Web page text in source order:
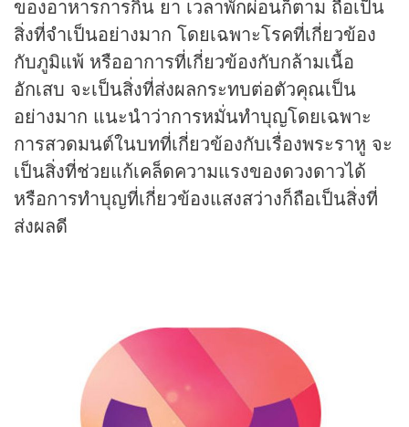
ของอาหารการกิน ยา เวลาพักผ่อนก็ตาม ถือเป็น
สิ่งที่จำเป็นอย่างมาก โดยเฉพาะโรคที่เกี่ยวข้อง
กับภูมิแพ้ หรืออาการที่เกี่ยวข้องกับกล้ามเนื้อ
อักเสบ จะเป็นสิ่งที่ส่งผลกระทบต่อตัวคุณเป็น
อย่างมาก แนะนำว่าการหมั่นทำบุญโดยเฉพาะ
การสวดมนต์ในบทที่เกี่ยวข้องกับเรื่องพระราหู จะ
เป็นสิ่งที่ช่วยแก้เคล็ดความแรงของดวงดาวได้
หรือการทำบุญที่เกี่ยวข้องแสงสว่างก็ถือเป็นสิ่งที่
ส่งผลดี